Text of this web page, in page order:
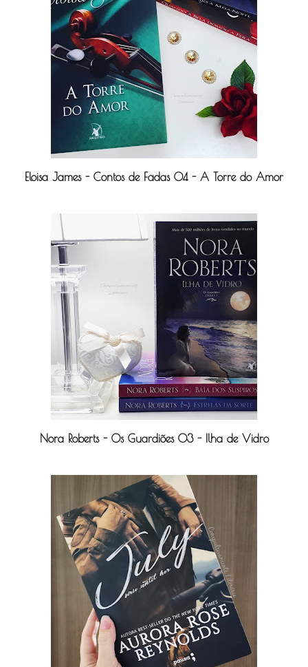
Eloisa James - Contos de Fadas 04 - A Torre do Amor
Nora Roberts - Os Guardiões 03 - Ilha de Vidro